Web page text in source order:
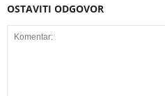
OSTAVITI ODGOVOR